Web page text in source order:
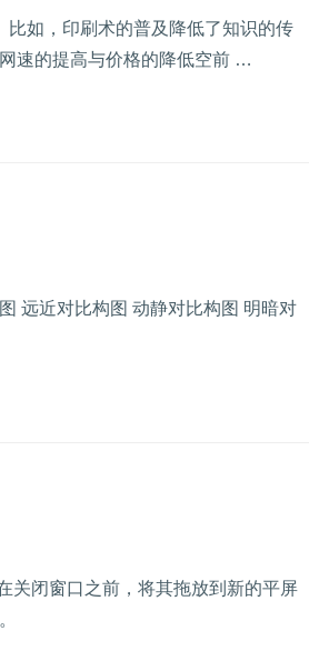
如，印刷术的普及降低了知识的传
速的提高与价格的降低空前 …
远近对比构图 动静对比构图 明暗对
关闭窗口之前，将其拖放到新的平屏